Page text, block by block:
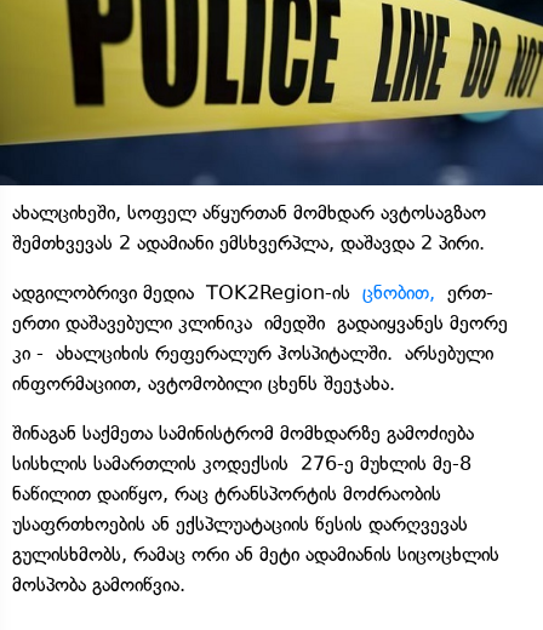
ახალციხეში, სოფელ აწყურთან მომხდარ ავტოსაგზაო
შემთხვევას 2 ადამიანი ემსხვერპლა, დაშავდა 2 პირი.
ადგილობრივი მედია TOK2Region-ის ცნობით, ერთ-
ერთი დაშავებული კლინიკა იმედში გადაიყვანეს მეორე
კი - ახალციხის რეფერალურ ჰოსპიტალში. არსებული
ინფორმაციით, ავტომობილი ცხენს შეეჯახა.
შინაგან საქმეთა სამინისტრომ მომხდარზე გამოძიება
სისხლის სამართლის კოდექსის 276-ე მუხლის მე-8
ნაწილით დაიწყო, რაც ტრანსპორტის მოძრაობის
უსაფრთხოების ან ექსპლუატაციის წესის დარღვევას
გულისხმობს, რამაც ორი ან მეტი ადამიანის სიცოცხლის
მოსპობა გამოიწვია.